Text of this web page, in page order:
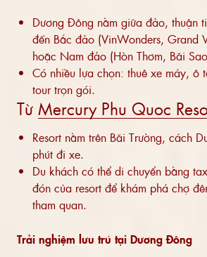
Dương Đông nằm giữa đảo, thuận
đến Bắc đảo (VinWonders, Grand
hoặc Nam đảo (Hòn Thơm, Bãi
Có nhiều lựa chọn: thuê xe máy, ô
tour trọn gói.
Từ Mercury Phu Quoc
Resort nằm trên Bãi Trường, cách
phút đi xe.
Du khách có thể di chuyển bằng
đón của resort để khám phá chợ
tham quan.
Trải nghiệm lưu trú tại Dương Đông